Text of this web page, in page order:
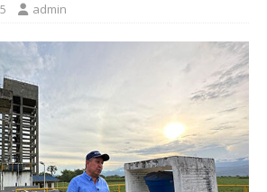
admin